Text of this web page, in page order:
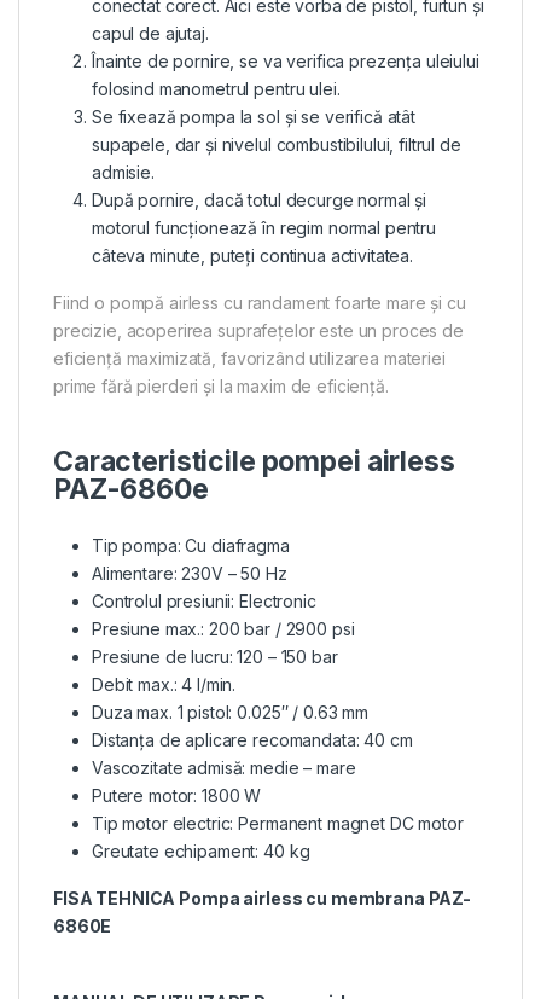
conectat corect. Aici este vorba de pistol, furtun și
capul de ajutaj.
Înainte de pornire, se va verifica prezența uleiului
folosind manometrul pentru ulei.
Se fixează pompa la sol și se verifică atât
supapele, dar și nivelul combustibilului, filtrul de
admisie.
După pornire, dacă totul decurge normal și
motorul funcționează în regim normal pentru
câteva minute, puteți continua activitatea.
Fiind o pompă airless cu randament foarte mare și cu
precizie, acoperirea suprafețelor este un proces de
eficiență maximizată, favorizând utilizarea materiei
prime fără pierderi și la maxim de eficiență.
Caracteristicile pompei airless
PAZ-6860e
Tip pompa: Cu diafragma
Alimentare: 230V – 50 Hz
Controlul presiunii: Electronic
Presiune max.: 200 bar / 2900 psi
Presiune de lucru: 120 – 150 bar
Debit max.: 4 l/min.
Duza max. 1 pistol: 0.025″ / 0.63 mm
Distanța de aplicare recomandata: 40 cm
Vascozitate admisă: medie – mare
Putere motor: 1800 W
Tip motor electric: Permanent magnet DC motor
Greutate echipament: 40 kg
FISA TEHNICA Pompa airless cu membrana PAZ-
6860E